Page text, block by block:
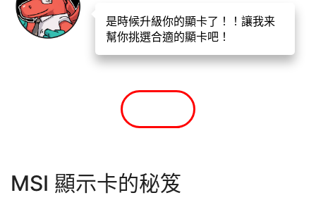
是時候升級你的顯卡了！！讓我来
幫你挑選合適的顯卡吧！
MSI 顯示卡的秘笈